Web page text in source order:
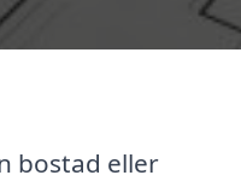
bostad eller